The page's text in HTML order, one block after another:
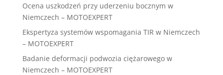
Ocena uszkodzeń przy uderzeniu bocznym w
Niemczech – MOTOEXPERT
Ekspertyza systemów wspomagania TIR w Niemczech
– MOTOEXPERT
Badanie deformacji podwozia ciężarowego w
Niemczech – MOTOEXPERT